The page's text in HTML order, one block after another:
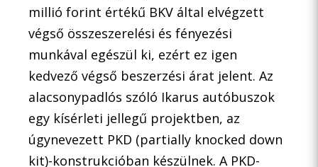
millió forint értékű BKV által elvégzett
végső összeszerelési és fényezési
munkával egészül ki, ezért ez igen
kedvező végső beszerzési árat jelent. Az
alacsonypadlós szóló Ikarus autóbuszok
egy kísérleti jellegű projektben, az
úgynevezett PKD (partially knocked down
kit)-konstrukcióban készülnek. A PKD-